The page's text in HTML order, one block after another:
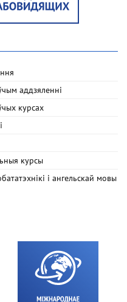
аддзяленні
курсах
курсы
і ангельскай мовы